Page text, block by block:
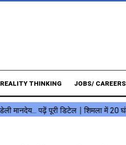
REALITY THINKING JOBS/ CAREERS